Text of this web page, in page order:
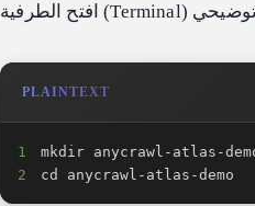
PLAINTEXT
1
2
cd anycrawl-atlas-demo